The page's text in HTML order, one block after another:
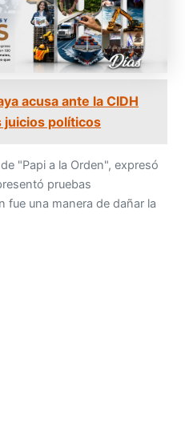
acusa ante la CIDH
juicios políticos
"Papi a la Orden", expresó
pruebas
fue una manera de dañar la